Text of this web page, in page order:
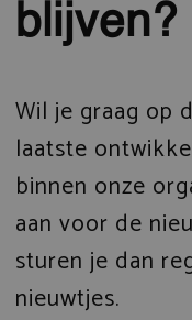
blijven?
Wil je graag op
laatste
binnen onze
aan voor de
sturen je dan
nieuwtjes.